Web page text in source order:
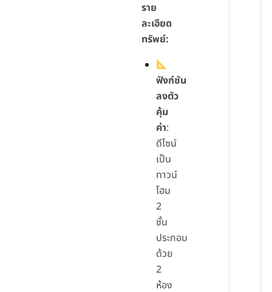
ราย
ละเอียด
ทรัพย์:
ฟังก์ชัน
ลงตัว
คุ้ม
ค่า:
ดีไซน์
เป็น
ทาวน์
โฮม
2
ชั้น
ประกอบ
ด้วย
2
ห้อง